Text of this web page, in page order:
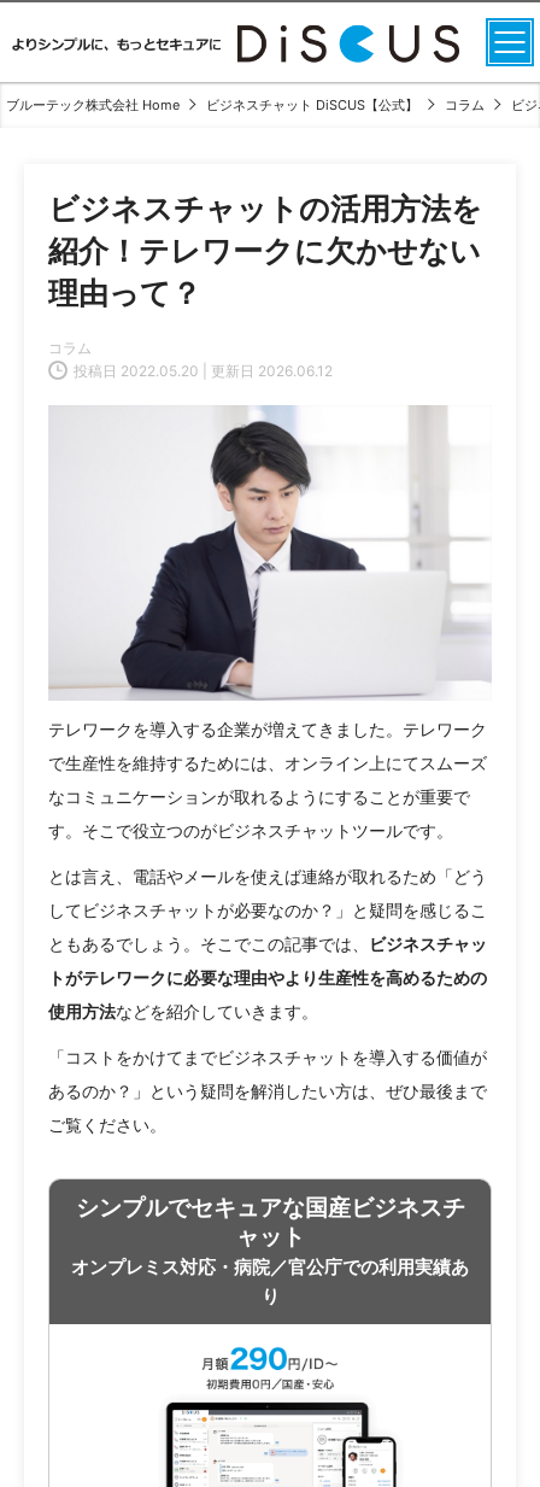
ブルーテック株式会社 Home ビジネスチャット DiSCUS【公式】 コラム ビ
ビジネスチャットの活用方法を
紹介！テレワークに欠かせない
理由って？
投稿日 2022.05.20 | 更新日 2026.06.12
コラム
テレワークを導入する企業が増えてきました。テレワーク
で生産性を維持するためには、オンライン上にてスムーズ
なコミュニケーションが取れるようにすることが重要で
す。そこで役立つのがビジネスチャットツールです。
とは言え、電話やメールを使えば連絡が取れるため「どう
してビジネスチャットが必要なのか？」と疑問を感じるこ
ともあるでしょう。そこでこの記事では、
ビジネスチャッ
トがテレワークに必要な理由やより生産性を高めるための
使用方法などを紹介していきます。
「コストをかけてまでビジネスチャットを導入する価値が
あるのか？」という疑問を解消したい方は、ぜひ最後まで
ご覧ください。
シンプルでセキュアな国産ビジネスチ
ャット
オンプレミス対応・病院／官公庁での利用実績あ
り